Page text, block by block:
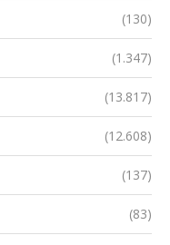
(130)
(1.347)
(13.817)
(12.608)
(137)
(83)